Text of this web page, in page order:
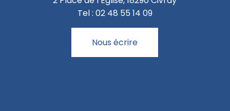
Tel : 02 48 55 14 09
Nous écrire